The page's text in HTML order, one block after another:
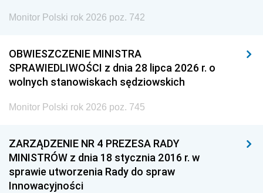
Monitor Polski rok 2026 poz. 742
OBWIESZCZENIE MINISTRA
SPRAWIEDLIWOŚCI z dnia 28 lipca 2026 r. o
wolnych stanowiskach sędziowskich
Monitor Polski rok 2026 poz. 745
ZARZĄDZENIE NR 4 PREZESA RADY
MINISTRÓW z dnia 18 stycznia 2016 r. w
sprawie utworzenia Rady do spraw
Innowacyjności